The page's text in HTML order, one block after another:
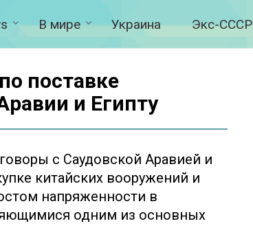
В мире Украина Экс-СССР
поставке
и Египту
с Саудовской Аравией и
китайских вооружений и
напряженности в
одним из основных